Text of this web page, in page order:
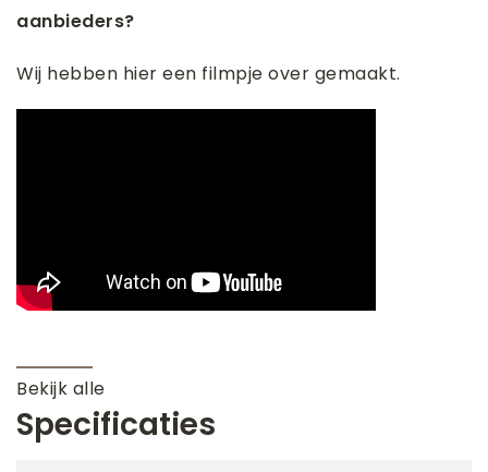
aanbieders?
Wij hebben hier een filmpje over gemaakt.
Bekijk alle
Specificaties